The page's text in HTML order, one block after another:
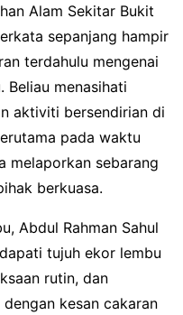
Alam Sekitar Bukit
sepanjang hampir
terdahulu mengenai
Beliau menasihati
aktiviti bersendirian di
pada waktu
melaporkan sebarang
berkuasa.
Abdul Rahman Sahul
tujuh ekor lembu
rutin, dan
kesan cakaran